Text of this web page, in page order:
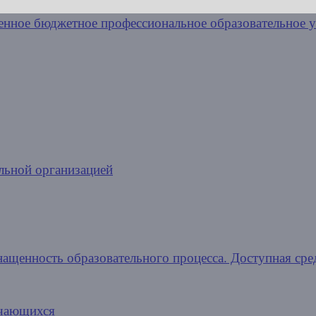
организацией
образовательного процесса. Доступная